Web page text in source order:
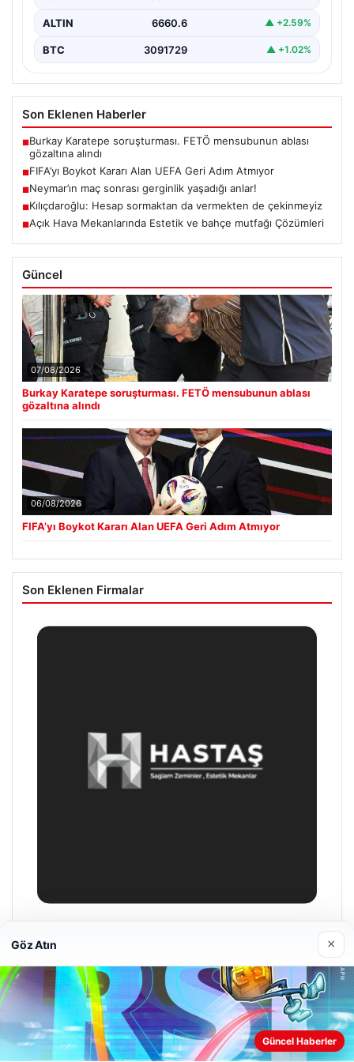
ALTIN 6660.6 ▲ +2.59%
BTC 3091729 ▲ +1.02%
Son Eklenen Haberler
■Burkay Karatepe soruşturması. FETÖ mensubunun ablası
gözaltına alındı
■FIFA’yı Boykot Kararı Alan UEFA Geri Adım Atmıyor
■Neymar’ın maç sonrası gerginlik yaşadığı anlar!
■Kılıçdaroğlu: Hesap sormaktan da vermekten de çekinmeyiz
■Açık Hava Mekanlarında Estetik ve bahçe mutfağı Çözümleri
Güncel
07/08/2026
Burkay Karatepe soruşturması. FETÖ mensubunun ablası
gözaltına alındı
06/08/2026
FIFA’yı Boykot Kararı Alan UEFA Geri Adım Atmıyor
Son Eklenen Firmalar
Hastaş Beton
Web sitemizi nasıl kullandığınızı daha iyi anlayabilmek,
deneyiminizi kişiselleştirmek ve geliştirmek amacıyla çerezler
Göz Atın ×
Güncel Haberler